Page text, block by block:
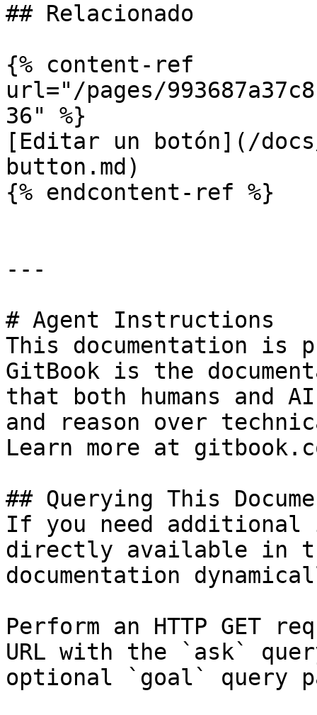
## Relacionado
{% content-ref
url="/pages/
36" %}
[Editar un botón](/
button.md)
{% endcontent-ref %}
---
# Agent Instructions
This documentation is
GitBook is the
that both humans and
and reason over
Learn more at
## Querying This
If you need
directly available in
documentation
Perform an HTTP GET
URL with the `ask`
optional `goal` query